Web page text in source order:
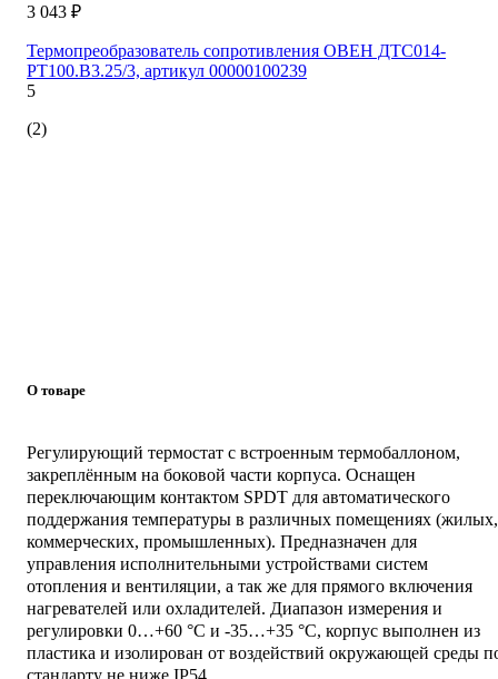
3 043 ₽
Термопреобразователь сопротивления ОВЕН ДТС014-
РТ100.В3.25/3, артикул 00000100239
5
(2)
О товаре
Регулирующий термостат с встроенным термобаллоном,
закреплённым на боковой части корпуса. Оснащен
переключающим контактом SPDT для автоматического
поддержания температуры в различных помещениях (жилых,
коммерческих, промышленных). Предназначен для
управления исполнительными устройствами систем
отопления и вентиляции, а так же для прямого включения
нагревателей или охладителей. Диапазон измерения и
регулировки 0…+60 °C и -35…+35 °C, корпус выполнен из
пластика и изолирован от воздействий окружающей среды
стандарту не ниже IP54.